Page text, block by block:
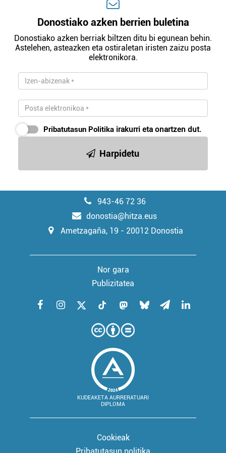
Donostiako azken berrien buletina
Donostiako azken berriak biltzen ditu bi egunean behin.
Astelehen, asteazken eta ostiraletan iristen zaizu posta
elektronikora.
Pribatutasun Politika irakurri eta onartzen dut.
Harpidetu
943-46 72 36
donostia@hitza.eus
Ametzagaña, 19 - 20012 Donostia
Nor gara
Publizitatea
KUDEAKETA AURRERATUARI
DIPLOMA
Cookieak